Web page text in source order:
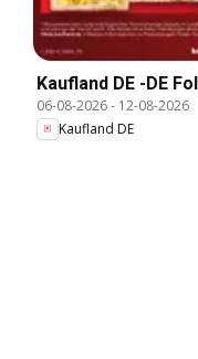
Kaufland DE -DE
06-08-2026- 12-08-2026
Kaufland DE